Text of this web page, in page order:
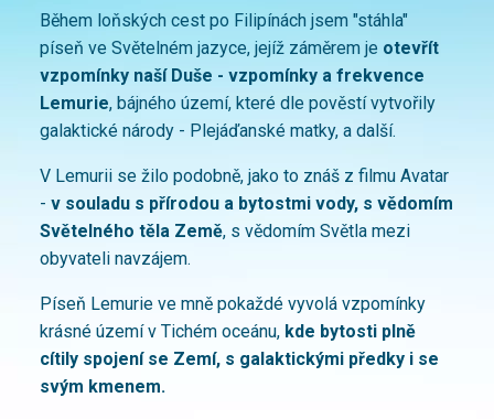
Během loňských cest po Filipínách jsem "stáhla"
píseň ve Světelném jazyce, jejíž záměrem je otevřít
vzpomínky naší Duše - vzpomínky a frekvence
Lemurie, bájného území, které dle pověstí vytvořily
galaktické národy - Plejáďanské matky, a další.
V Lemurii se žilo podobně, jako to znáš z filmu Avatar
- v souladu s přírodou a bytostmi vody, s vědomím
Světelného těla Země, s vědomím Světla mezi
obyvateli navzájem.
Píseň Lemurie ve mně pokaždé vyvolá vzpomínky
krásné území v Tichém oceánu, kde bytosti plně
cítily spojení se Zemí, s galaktickými předky i se
svým kmenem.